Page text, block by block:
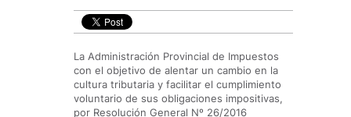
La Administración Provincial de Impuestos
con el objetivo de alentar un cambio en la
cultura tributaria y facilitar el cumplimiento
voluntario de sus obligaciones impositivas,
por Resolución General Nº 26/2016